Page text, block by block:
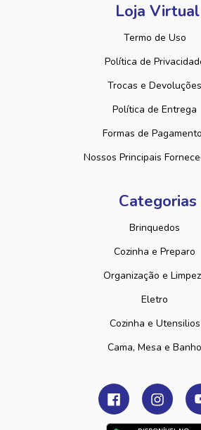
Loja Virtual
Termo de Uso
Política de
Trocas e Devoluções
Política de Entrega
Formas de
Nossos Principais
Categorias
Brinquedos
Cozinha e Preparo
Organização e
Eletro
Cozinha e Utensilios
Cama, Mesa e Banho